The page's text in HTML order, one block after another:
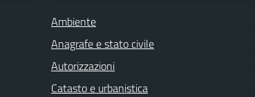
Ambiente
Anagrafe e stato civile
Autorizzazioni
Catasto e urbanistica